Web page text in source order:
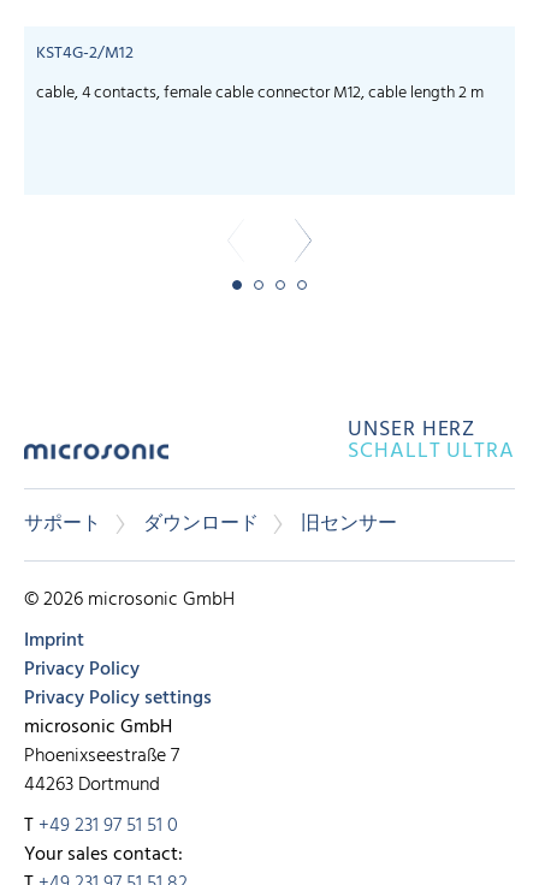
KST4G-2/M12
cable, 4 contacts, female cable connector M12, cable length 2 m
UNSER HERZ
SCHALLT ULTRA
サポート ダウンロード 旧センサー
© 2026 microsonic GmbH
Imprint
Privacy Policy
Privacy Policy settings
microsonic GmbH
Phoenixseestraße 7
44263 Dortmund
T+49 231 97 51 51 0
Your sales contact: